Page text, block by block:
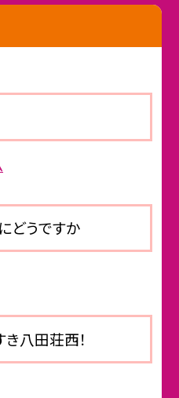
どうですか
八田荘西！